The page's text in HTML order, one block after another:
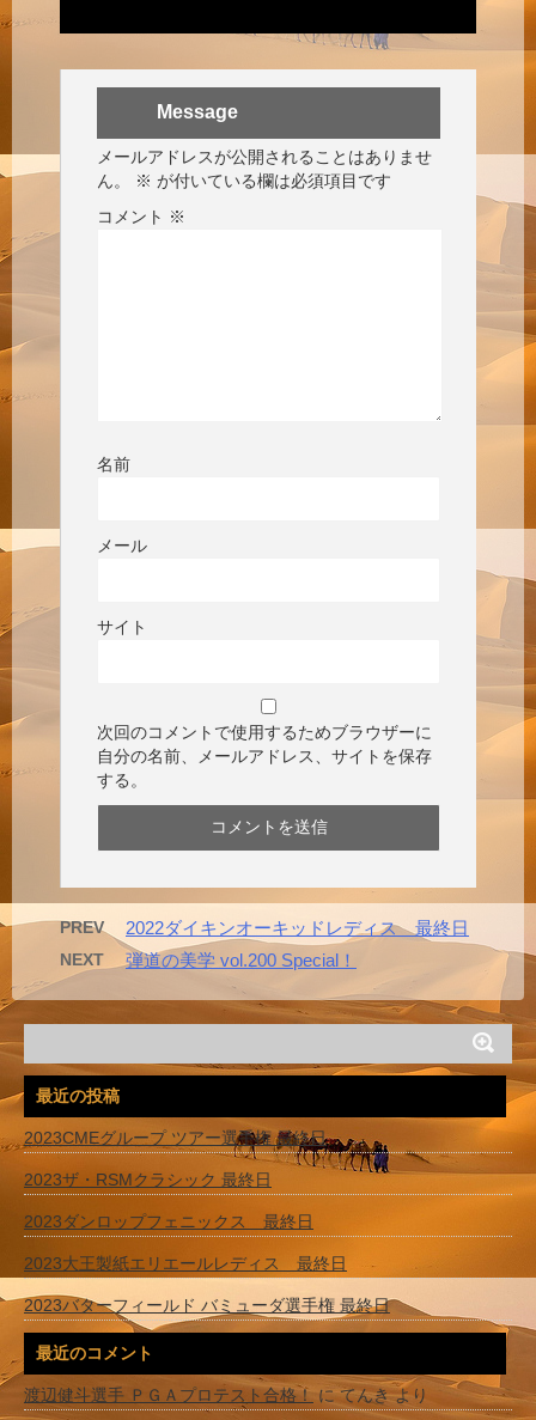
Message
メールアドレスが公開されることはありませ
ん。
※ が付いている欄は必須項目です
コメント ※
名前
メール
サイト
次回のコメントで使用するためブラウザーに
自分の名前、メールアドレス、サイトを保存
する。
PREV 2022ダイキンオーキッドレディス 最終日
NEXT 弾道の美学 vol.200 Special！
最近の投稿
2023CMEグループ ツアー選手権 最終日
2023ザ・RSMクラシック 最終日
2023ダンロップフェニックス 最終日
2023大王製紙エリエールレディス 最終日
2023バターフィールド バミューダ選手権 最終日
最近のコメント
渡辺健斗選手 ＰＧＡプロテスト合格！ にてんきより